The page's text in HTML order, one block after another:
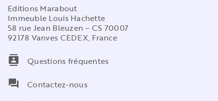
Editions Marabout
Immeuble Louis Hachette
58 rue Jean Bleuzen – CS 70007
92178 Vanves CEDEX, France
contacts
Questions fréquentes
question_answer
Contactez-nous